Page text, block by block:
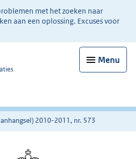
met het zoeken naar
aan een oplossing. Excuses voor
Menu
2010-2011, nr. 573